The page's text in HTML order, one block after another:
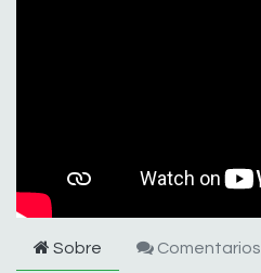
Sobre Comentarios